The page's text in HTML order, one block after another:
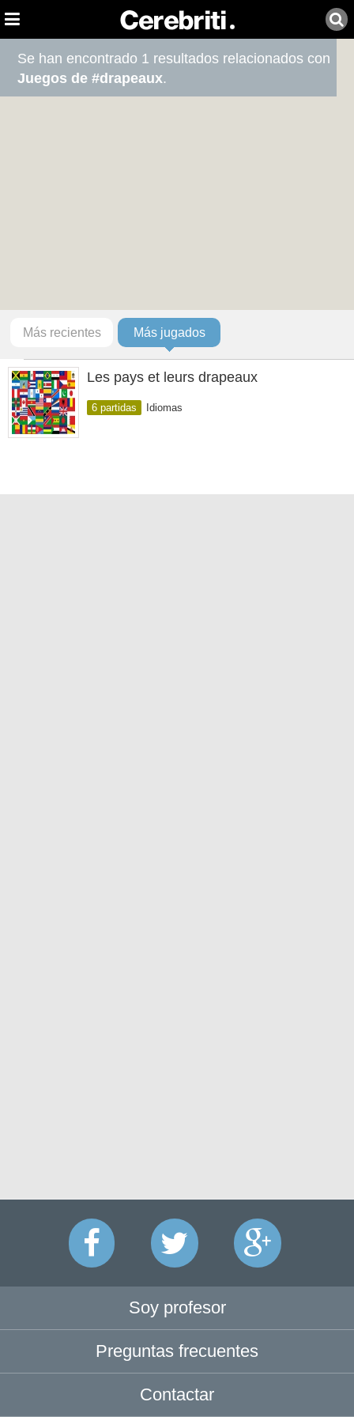
Se han encontrado 1 resultados relacionados con
Juegos de #drapeaux.
Más recientes Más jugados
Les pays et leurs drapeaux
6 partidas Idiomas
Soy profesor
Preguntas frecuentes
Contactar